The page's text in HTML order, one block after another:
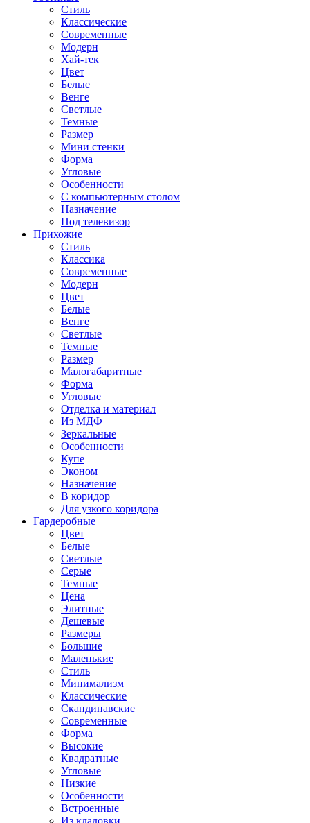
Стиль
Классические
Современные
Модерн
Хай-тек
Цвет
Белые
Венге
Светлые
Темные
Размер
Мини стенки
Форма
Угловые
Особенности
С компьютерным столом
Назначение
Под телевизор
Прихожие
Стиль
Классика
Современные
Модерн
Цвет
Белые
Венге
Светлые
Темные
Размер
Малогабаритные
Форма
Угловые
Отделка и материал
Из МДФ
Зеркальные
Особенности
Купе
Эконом
Назначение
В коридор
Для узкого коридора
Гардеробные
Цвет
Белые
Светлые
Серые
Темные
Цена
Элитные
Дешевые
Размеры
Большие
Маленькие
Стиль
Минимализм
Классические
Скандинавские
Современные
Форма
Высокие
Квадратные
Угловые
Низкие
Особенности
Встроенные
Из кладовки